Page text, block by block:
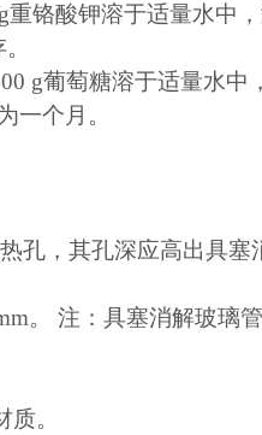
铬酸钾溶于适量水中
g葡萄糖溶于适量水中
一个月。
孔，其孔深应高出具塞
。 注：具塞消解玻璃
。